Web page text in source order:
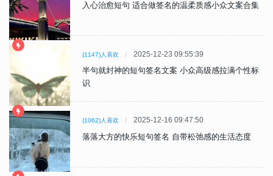
入心治愈短句 适合做签名的温柔质感小众文案合集
(1147)人喜欢 2025-12-23 09:55:39
半句就封神的短句签名文案 小众高级感拉满个性标
识
(1062)人喜欢 2025-12-16 09:47:50
落落大方的快乐短句签名 自带松弛感的生活态度